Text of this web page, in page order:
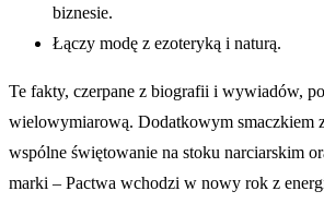
biznesie.
Łączy modę z ezoteryką i naturą.
Te fakty, czerpane z biografii i wywiadów,
wielowymiarową. Dodatkowym smaczkiem
wspólne świętowanie na stoku narciarskim
marki – Pactwa wchodzi w nowy rok z